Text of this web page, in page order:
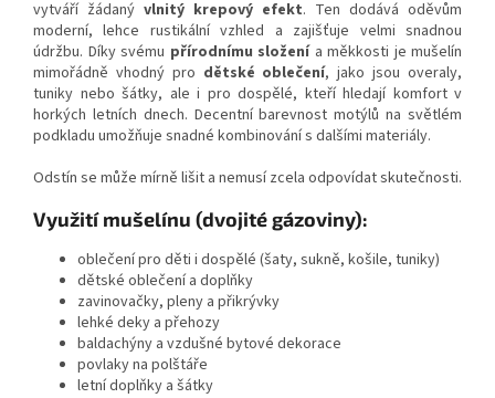
vytváří žádaný vlnitý krepový efekt. Ten dodává oděvům
moderní, lehce rustikální vzhled a zajišťuje velmi snadnou
údržbu. Díky svému přírodnímu složenía měkkosti je mušelín
mimořádně vhodný pro dětské oblečení, jako jsou overaly,
tuniky nebo šátky, ale i pro dospělé, kteří hledají komfort v
horkých letních dnech. Decentní barevnost motýlů na světlém
podkladu umožňuje snadné kombinování s dalšími materiály.
Odstín se může mírně lišit a nemusí zcela odpovídat skutečnosti.
Využití mušelínu (dvojité gázoviny):
oblečení pro děti i dospělé (šaty, sukně, košile, tuniky)
dětské oblečení a doplňky
zavinovačky, pleny a přikrývky
lehké deky a přehozy
baldachýny a vzdušné bytové dekorace
povlaky na polštáře
letní doplňky a šátky